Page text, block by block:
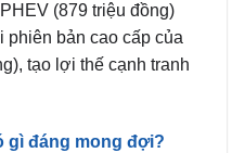
(879 triệu đồng)
phiên bản cao cấp của
tạo lợi thế cạnh tranh
gì đáng mong đợi?